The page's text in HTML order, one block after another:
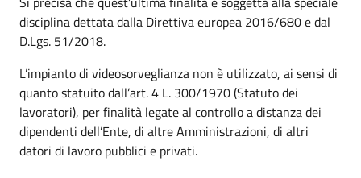
disciplina dettata dalla Direttiva europea 2016/680 e dal
D.Lgs. 51/2018.
L’impianto di videosorveglianza non è utilizzato, ai sensi di
quanto statuito dall’art. 4 L. 300/1970 (Statuto dei
lavoratori), per finalità legate al controllo a distanza dei
dipendenti dell’Ente, di altre Amministrazioni, di altri
datori di lavoro pubblici e privati.